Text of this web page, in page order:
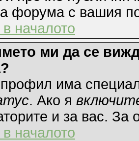
форума с вашия
началото
ми да се
има
. Ако я
и за вас. За
началото